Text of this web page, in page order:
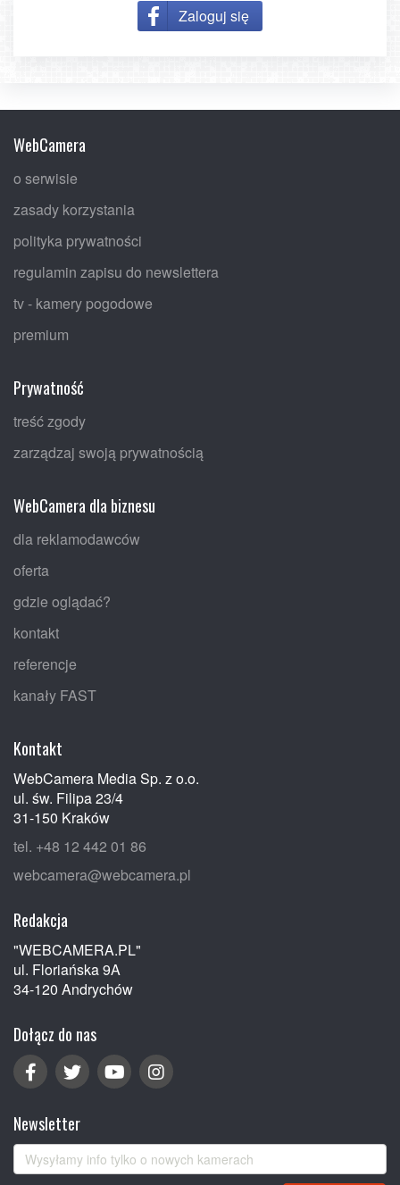
Zaloguj się
WebCamera
o serwisie
zasady korzystania
polityka prywatności
regulamin zapisu do newslettera
tv - kamery pogodowe
premium
Prywatność
treść zgody
zarządzaj swoją prywatnością
WebCamera dla biznesu
dla reklamodawców
oferta
gdzie oglądać?
kontakt
referencje
kanały FAST
Kontakt
WebCamera Media Sp. z o.o.
ul. św. Filipa 23/4
31-150 Kraków
tel. +48 12 442 01 86
webcamera@webcamera.pl
Redakcja
"WEBCAMERA.PL"
ul. Floriańska 9A
34-120 Andrychów
Dołącz do nas
Newsletter